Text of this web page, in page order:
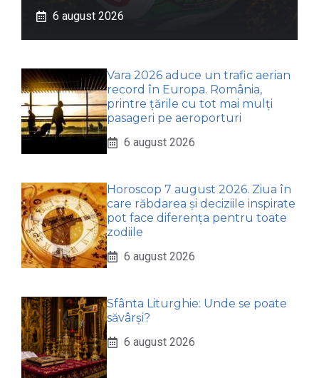
6 august 2026
Vara 2026 aduce un trafic aerian
record în Europa. România,
printre țările cu tot mai mulți
pasageri pe aeroporturi
6 august 2026
Horoscop 7 august 2026. Ziua în
care răbdarea și deciziile inspirate
pot face diferența pentru toate
zodiile
6 august 2026
Sfânta Liturghie: Unde se poate
săvârși?
6 august 2026